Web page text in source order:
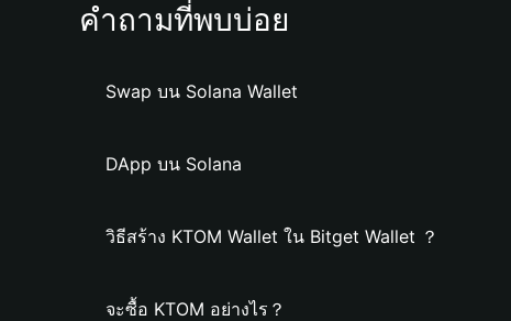
คำถามที่พบบ่อย
Swap บน Solana Wallet
DApp บน Solana
วิธีสร้าง KTOM Wallet ใน Bitget Wallet ？
จะซื้อ KTOM อย่างไร？